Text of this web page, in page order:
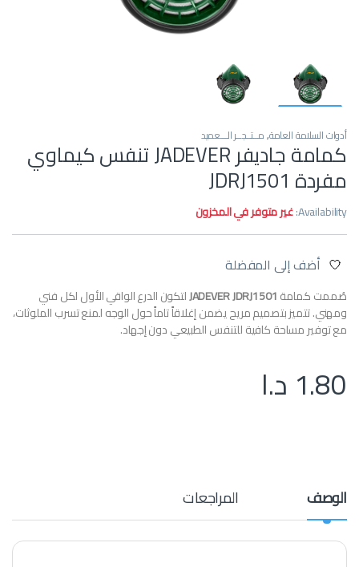
أدوات السلامة العامة,مــتــجــر الـــعميد
كمامة جاديفر JADEVER تنفس كيماوي
مفردة JDRJ1501
Availability: غير متوفر في المخزون
أضف إلى المفضلة
صُممت كمامةJADEVER JDRJ1501لتكون الدرع الواقي الأول لكل فني
ومهني. تتميز بتصميم مريح يضمن إغلاقاً تاماً حول الوجه لمنع تسرب الملوثات،
مع توفير مساحة كافية للتنفس الطبيعي دون إجهاد.
1.80 د.ا
الوصف المراجعات